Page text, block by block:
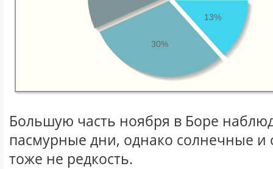
13%
30%
Большую часть ноября в Боре
пасмурные дни, однако солнечные
тоже не редкость.